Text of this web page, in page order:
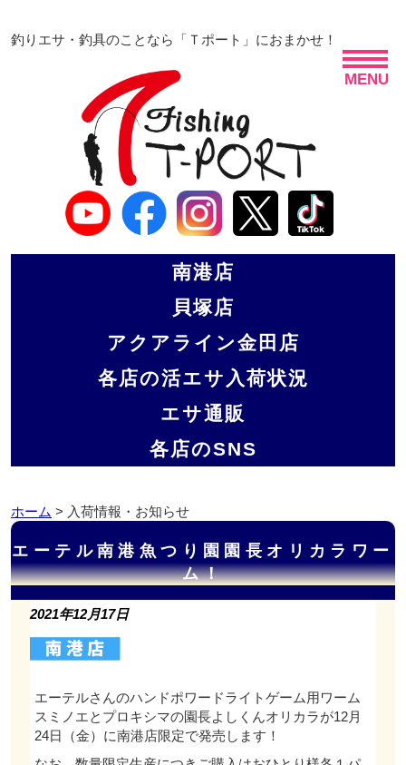
MENU
釣りエサ・釣具のことなら「Ｔポート」におまかせ！
南港店
貝塚店
アクアライン金田店
各店の活エサ入荷状況
エサ通販
各店のSNS
ホーム > 入荷情報・お知らせ
エーテル南港魚つり園園長オリカラワー
ム！
2021年12月17日
エーテルさんのハンドポワードライトゲーム用ワーム
スミノエとプロキシマの園長よしくんオリカラが12月
24日（金）に南港店限定で発売します！